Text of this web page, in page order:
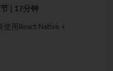
节 | 17分钟
使用React Native +